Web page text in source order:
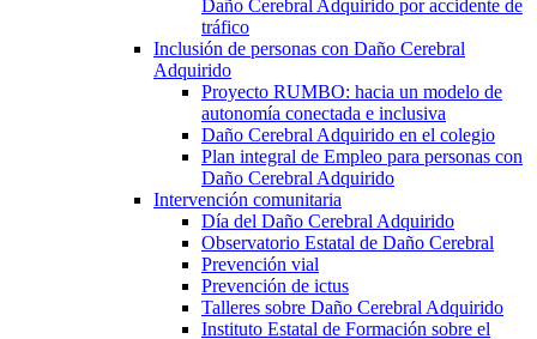
Daño Cerebral Adquirido por accidente de
tráfico
Inclusión de personas con Daño Cerebral
Adquirido
Proyecto RUMBO: hacia un modelo de
autonomía conectada e inclusiva
Daño Cerebral Adquirido en el colegio
Plan integral de Empleo para personas con
Daño Cerebral Adquirido
Intervención comunitaria
Día del Daño Cerebral Adquirido
Observatorio Estatal de Daño Cerebral
Prevención vial
Prevención de ictus
Talleres sobre Daño Cerebral Adquirido
Instituto Estatal de Formación sobre el